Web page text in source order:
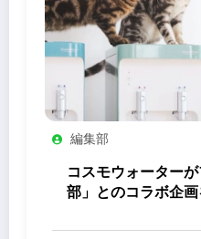
編集部
コスモウォーター
部」とのコラボ企